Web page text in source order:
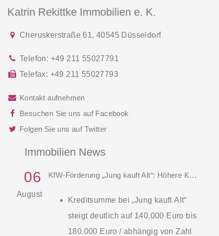
Katrin Rekittke Immobilien e. K.
Cheruskerstraße 61, 40545 Düsseldorf
Telefon: +49 211 55027791
Telefax: +49 211 55027793
Kontakt aufnehmen
Besuchen Sie uns auf Facebook
Folgen Sie uns auf Twitter
Immobilien News
06
August
KfW-Förderung „Jung kauft Alt“: Höhere Kredite ab August 2026
Kreditsumme bei „Jung kauft Alt“
steigt deutlich auf 140.000 Euro bis
180.000 Euro / abhängig von Zahl